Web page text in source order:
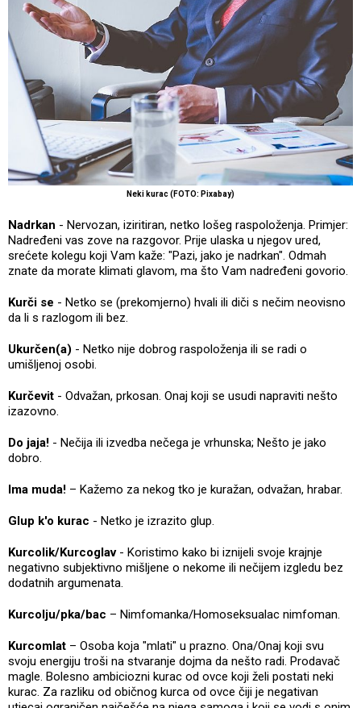
Neki kurac (FOTO: Pixabay)
Nadrkan - Nervozan, iziritiran, netko lošeg raspoloženja. Primjer:
Nadređeni vas zove na razgovor. Prije ulaska u njegov ured,
srećete kolegu koji Vam kaže: "Pazi, jako je nadrkan". Odmah
znate da morate klimati glavom, ma što Vam nadređeni govorio.
Kurči se - Netko se (prekomjerno) hvali ili diči s nečim neovisno
da li s razlogom ili bez.
Ukurčen(a) - Netko nije dobrog raspoloženja ili se radi o
umišljenoj osobi.
Kurčevit - Odvažan, prkosan. Onaj koji se usudi napraviti nešto
izazovno.
Do jaja! - Nečija ili izvedba nečega je vrhunska; Nešto je jako
dobro.
Ima muda! – Kažemo za nekog tko je kuražan, odvažan, hrabar.
Glup k'o kurac - Netko je izrazito glup.
Kurcolik/Kurcoglav - Koristimo kako bi iznijeli svoje krajnje
negativno subjektivno mišljene o nekome ili nečijem izgledu bez
dodatnih argumenata.
Kurcolju/pka/bac – Nimfomanka/Homoseksualac nimfoman.
Kurcomlat – Osoba koja "mlati" u prazno. Ona/Onaj koji svu
svoju energiju troši na stvaranje dojma da nešto radi. Prodavač
magle. Bolesno ambiciozni kurac od ovce koji želi postati neki
kurac. Za razliku od običnog kurca od ovce čiji je negativan